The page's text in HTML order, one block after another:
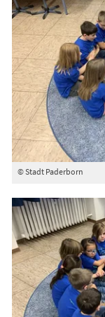
© Stadt Paderborn